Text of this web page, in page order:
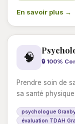
En savoir plus →
🧠 🔒 100%
Prendre soin de
sa santé physique.
psychologue
évaluation TDAH